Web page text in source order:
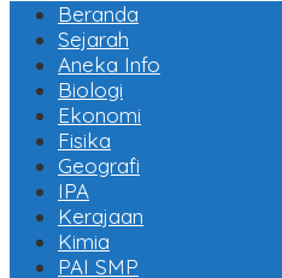
Beranda
Sejarah
Aneka Info
Biologi
Ekonomi
Fisika
Geografi
IPA
Kerajaan
Kimia
PAI SMP